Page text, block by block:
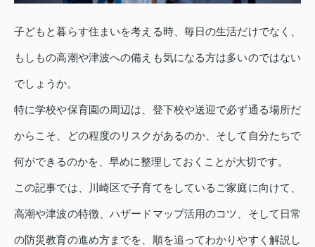
子どもと暮らす住まいを考える時、毎日の生活だけでなく、
もしもの高潮や津波への備えも気になる方は多いのではない
でしょうか。
特に学校や保育園の周辺は、登下校や送迎で必ず通る場所だ
からこそ、どの程度のリスクがあるのか、そして自分たちで
何ができるのかを、早めに整理しておくことが大切です。
この記事では、川崎区で子育てをしているご家庭に向けて、
高潮や津波の特徴、ハザードマップ活用のコツ、そして日常
の防災教育の進め方までを、順を追ってわかりやすく解説し